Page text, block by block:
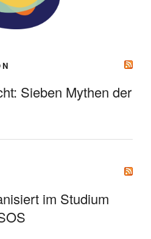
Sieben Mythen der
im Studium